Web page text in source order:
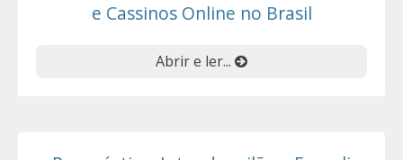
e Cassinos Online no Brasil
Abrir e ler...